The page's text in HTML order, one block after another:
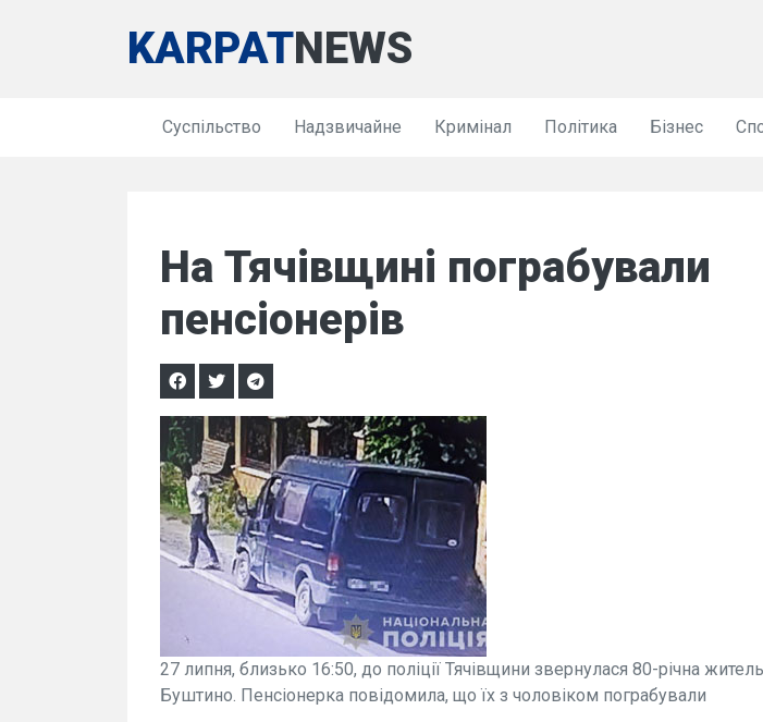
KARPATNEWS
Суспільство Надзвичайне Кримінал Політика Бізнес
На Тячівщині пограбували
пенсіонерів
27 липня, близько 16:50, до поліції Тячівщини звернулася 80-річна
Буштино. Пенсіонерка повідомила, що їх з чоловіком пограбували